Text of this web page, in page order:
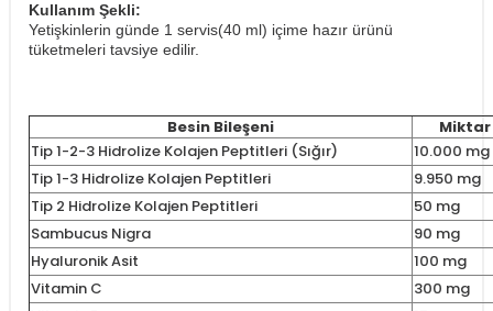
Kullanım Şekli:
Yetişkinlerin günde 1 servis(40 ml) içime hazır ürünü
tüketmeleri tavsiye edilir.
Besin Bileşeni
Miktar
Tip 1-2-3 Hidrolize Kolajen Peptitleri (Sığır)
10.000 mg
Tip 1-3 Hidrolize Kolajen Peptitleri
9.950 mg
Tip 2 Hidrolize Kolajen Peptitleri
50 mg
Sambucus Nigra
90 mg
Hyaluronik Asit
100 mg
Vitamin C
300 mg